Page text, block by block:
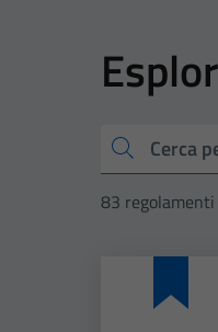
Cerca
83